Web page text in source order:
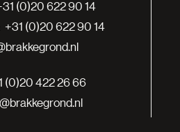
(0)20 622 90 14
+31 (0)20 622 90 14
(0)20 422 26 66